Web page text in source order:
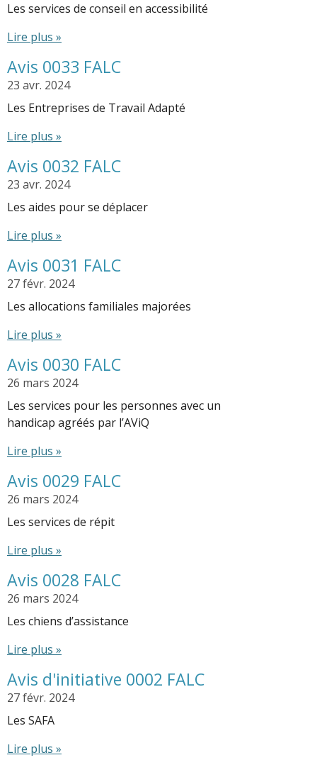
Les services de conseil en accessibilité
Lire plus »
Avis 0033 FALC
23 avr. 2024
Les Entreprises de Travail Adapté
Lire plus »
Avis 0032 FALC
23 avr. 2024
Les aides pour se déplacer
Lire plus »
Avis 0031 FALC
27 févr. 2024
Les allocations familiales majorées
Lire plus »
Avis 0030 FALC
26 mars 2024
Les services pour les personnes avec un
handicap agréés par l’AViQ
Lire plus »
Avis 0029 FALC
26 mars 2024
Les services de répit
Lire plus »
Avis 0028 FALC
26 mars 2024
Les chiens d’assistance
Lire plus »
Avis d'initiative 0002 FALC
27 févr. 2024
Les SAFA
Lire plus »